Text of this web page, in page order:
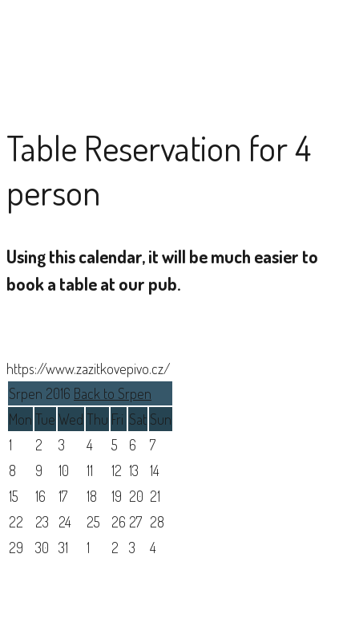
Table Reservation for 4
person
Using this calendar, it will be much easier to
book a table at our pub.
https://www.zazitkovepivo.cz/
Srpen 2016 Back to Srpen
Mon Tue Wed Thu Fri Sat Sun
1
2 3 4 5 6
7
8
9 10 11 12 13
14
15
16 17 18 19 20 21
22
23 24 25 26 27 28
29
30 31 1 2 3 4